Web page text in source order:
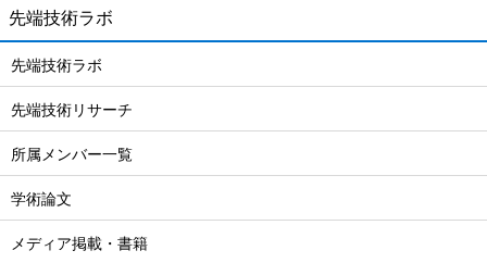
先端技術ラボ
先端技術ラボ
先端技術リサーチ
所属メンバー一覧
学術論文
メディア掲載・書籍